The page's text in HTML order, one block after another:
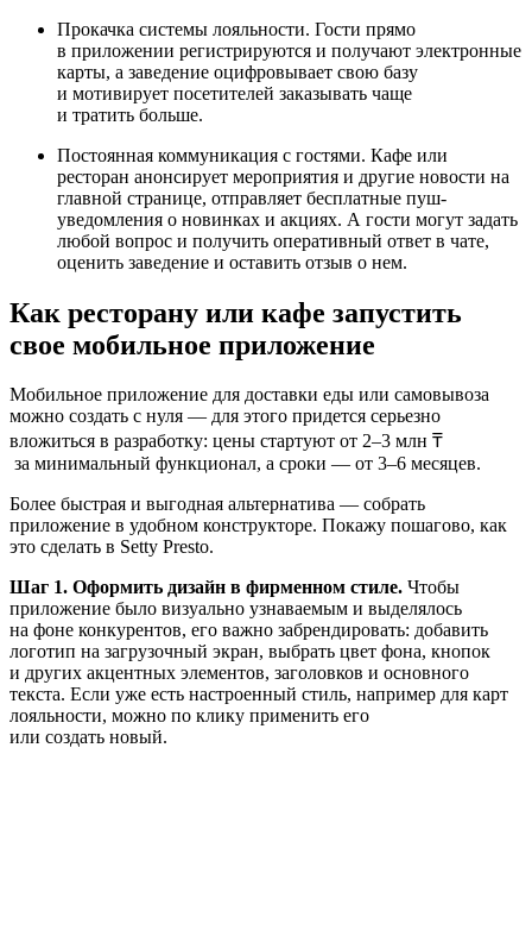
Прокачка системы лояльности. Гости прямо
в приложении регистрируются и получают электронные
карты, а заведение оцифровывает свою базу
и мотивирует посетителей заказывать чаще
и тратить больше.
Постоянная коммуникация с гостями. Кафе или
ресторан анонсирует мероприятия и другие новости на
главной странице, отправляет бесплатные пуш-
уведомления о новинках и акциях. А гости могут задать
любой вопрос и получить оперативный ответ в чате,
оценить заведение и оставить отзыв о нем.
Как ресторану или кафе запустить
свое мобильное приложение
Мобильное приложение для доставки еды или самовывоза
можно создать с нуля — для этого придется серьезно
вложиться в разработку: цены стартуют от 2–3 млн ₸
за минимальный функционал, а сроки — от 3–6 месяцев.
Более быстрая и выгодная альтернатива — собрать
приложение в удобном конструкторе. Покажу пошагово, как
это сделать в Setty Presto.
Шаг 1. Оформить дизайн в фирменном стиле. Чтобы
приложение было визуально узнаваемым и выделялось
на фоне конкурентов, его важно забрендировать: добавить
логотип на загрузочный экран, выбрать цвет фона, кнопок
и других акцентных элементов, заголовков и основного
текста. Если уже есть настроенный стиль, например для карт
лояльности, можно по клику применить его
или создать новый.